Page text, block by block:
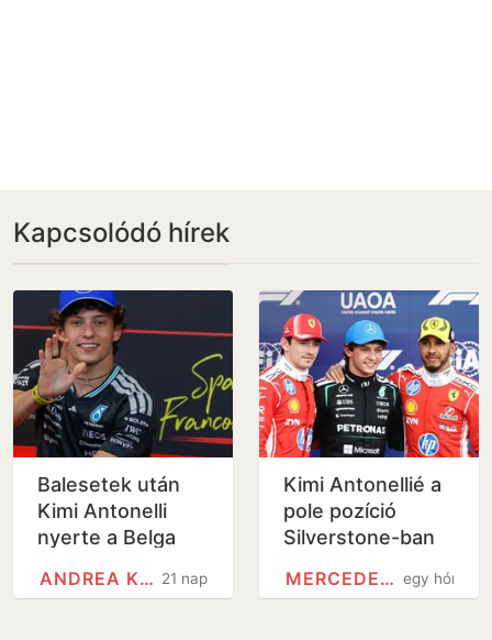
Kapcsolódó hírek
Balesetek után
Kimi Antonelli
nyerte a Belga
21 nap
ANDREA KIMI ANTONELLI
Kimi Antonellié a
pole pozíció
Silverstone-ban
egy hónap
MERCEDES-BENZ